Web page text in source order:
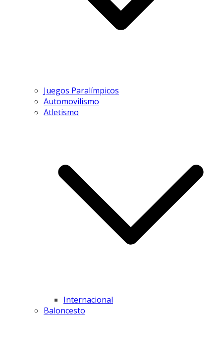
Juegos Paralímpicos
Automovilismo
Atletismo
Internacional
Baloncesto